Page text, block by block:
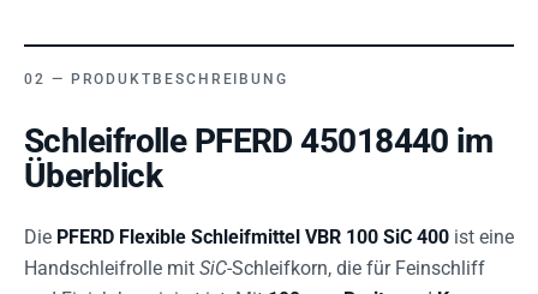
PRODUKTBESCHREIBUNG
Schleifrolle PFERD 45018440 im
Überblick
Die PFERD Flexible Schleifmittel VBR 100 SiC 400 ist eine
Handschleifrolle mit SiC-Schleifkorn, die für Feinschliff